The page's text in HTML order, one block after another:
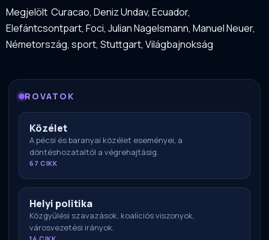
Megjelölt Curacao,Deniz Undav,Ecuador,
Elefántcsontpart, Foci, Julian Nagelsmann, Manuel Neuer,
Németország, sport, Stuttgart, Világbajnokság
ROVATOK
Közélet
A pécsi és baranyai közélet eseményei, a
döntéshozataltól a végrehajtásig.
67 CIKK
Helyi politika
Közgyűlési szavazások, koalíciós viszonyok,
városvezetési irányok.